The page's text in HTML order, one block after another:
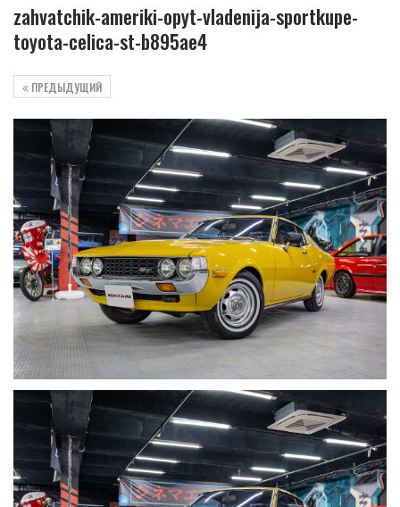
zahvatchik-ameriki-opyt-vladenija-sportkupe-
toyota-celica-st-b895ae4
ПРЕДЫДУЩИЙ